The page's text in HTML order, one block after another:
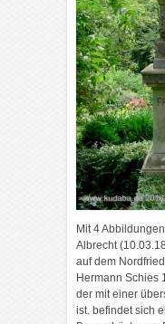
Mit 4
Albrecht
auf dem
Hermann Schies
der mit einer
ist. befindet sich